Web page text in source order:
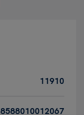
11910
8588010012067